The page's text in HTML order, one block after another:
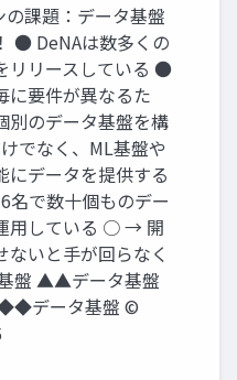
課題：データ基盤
● DeNAは数多くの
リリースしている ●
に要件が異なるた
別のデータ基盤を構
でなく、ML基盤や
にデータを提供する
名で数十個ものデー
用している ○ → 開
ないと手が回らなく
盤 ▲▲データ基盤
データ基盤 ©